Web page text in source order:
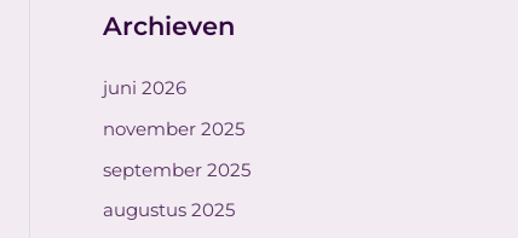
Archieven
juni 2026
november 2025
september 2025
augustus 2025